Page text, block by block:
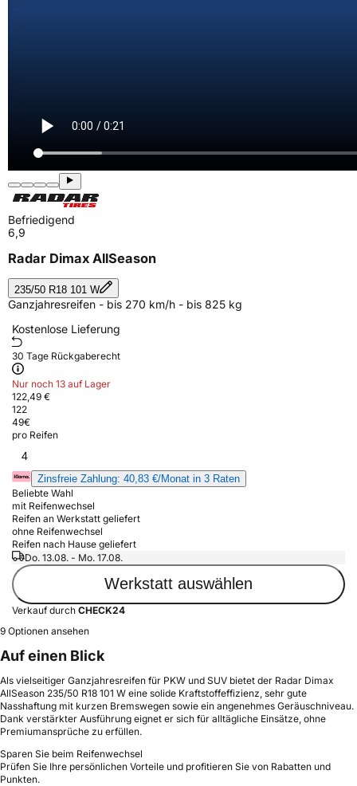
Befriedigend
6,9
Radar Dimax AllSeason
235/50 R18 101 W
Ganzjahresreifen - bis 270 km/h - bis 825 kg
Kostenlose Lieferung
30 Tage Rückgaberecht
Nur noch 13 auf Lager
122,49 €
122
49€
pro Reifen
4
Zinsfreie Zahlung: 40,83 €/Monat in 3 Raten
Beliebte Wahl
mit Reifenwechsel
Reifen an Werkstatt geliefert
ohne Reifenwechsel
Reifen nach Hause geliefert
Do. 13.08. - Mo. 17.08.
Werkstatt auswählen
Verkauf durch CHECK24
9 Optionen ansehen
Auf einen Blick
Als vielseitiger Ganzjahresreifen für PKW und SUV bietet der Radar Dimax
AllSeason 235/50 R18 101 W eine solide Kraftstoffeffizienz, sehr gute
Nasshaftung mit kurzen Bremswegen sowie ein angenehmes Geräuschniveau.
Dank verstärkter Ausführung eignet er sich für alltägliche Einsätze, ohne
Premiumansprüche zu erfüllen.
Sparen Sie beim Reifenwechsel
Prüfen Sie Ihre persönlichen Vorteile und profitieren Sie von Rabatten und
Punkten.